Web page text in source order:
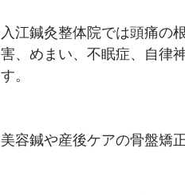
入江鍼灸整体院では頭痛の
害、めまい、不眠症、自律
す。
美容鍼や産後ケアの骨盤矯